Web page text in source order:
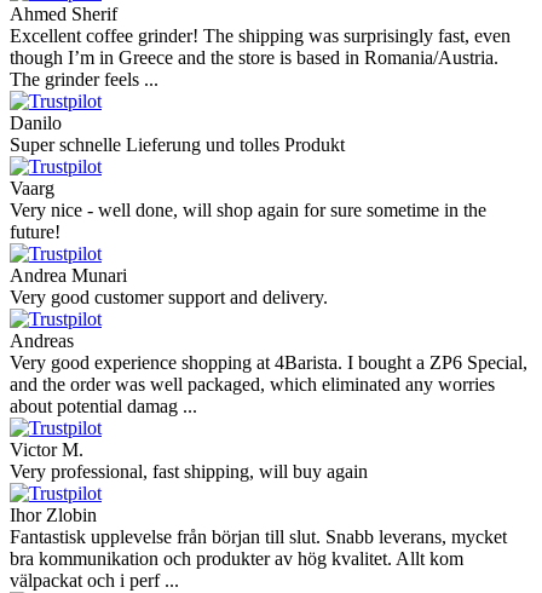
Ahmed Sherif
Excellent coffee grinder! The shipping was surprisingly fast, even
though I’m in Greece and the store is based in Romania/Austria.
The grinder feels ...
Danilo
Super schnelle Lieferung und tolles Produkt
Vaarg
Very nice - well done, will shop again for sure sometime in the
future!
Andrea Munari
Very good customer support and delivery.
Andreas
Very good experience shopping at 4Barista. I bought a ZP6 Special,
and the order was well packaged, which eliminated any worries
about potential damag ...
Victor M.
Very professional, fast shipping, will buy again
Ihor Zlobin
Fantastisk upplevelse från början till slut. Snabb leverans, mycket
bra kommunikation och produkter av hög kvalitet. Allt kom
välpackat och i perf ...